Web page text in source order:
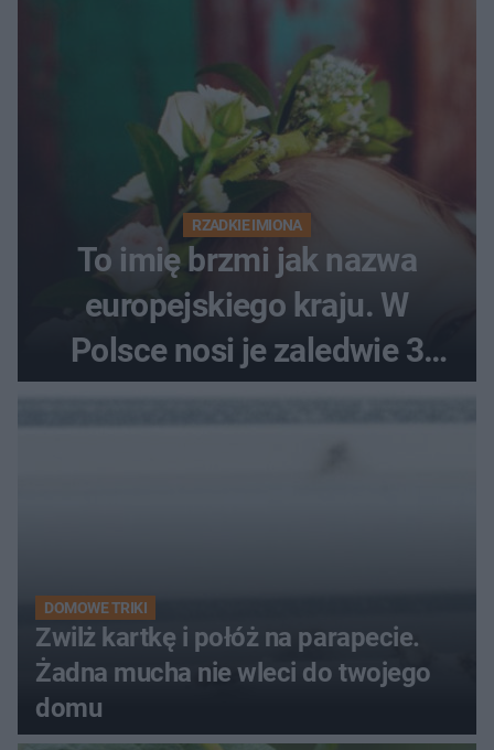
RZADKIE IMIONA
To imię brzmi jak nazwa
europejskiego kraju. W
Polsce nosi je zaledwie 3
DOMOWE TRIKI
Zwilż kartkę i połóż na parapecie.
Żadna mucha nie wleci do twojego
domu